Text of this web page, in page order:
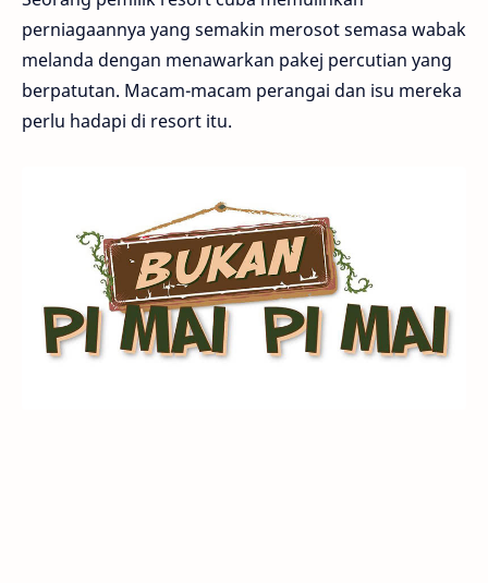
perniagaannya yang semakin merosot semasa wabak
melanda dengan menawarkan pakej percutian yang
berpatutan. Macam-macam perangai dan isu mereka
perlu hadapi di resort itu.